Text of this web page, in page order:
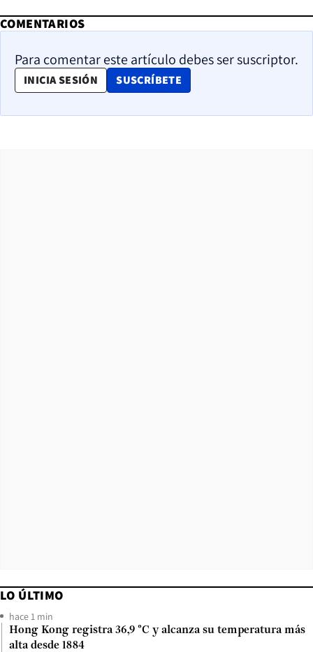
COMENTARIOS
Para comentar este artículo debes ser suscriptor.
INICIA SESIÓN SUSCRÍBETE
OPENS IN NEW WINDOW
LO ÚLTIMO
hace 1 min
Hong Kong registra 36,9 °C y alcanza su temperatura más
alta desde 1884